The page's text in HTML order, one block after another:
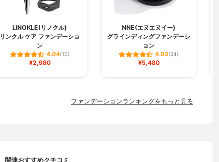
LINOKLE(リノクル)
リンクル ケア ファンデーショ
ン
4.04(10)
¥2,980
NNE(エヌエヌイー)
グラインディングファンデーシ
ョン
4.03(24)
¥5,480
ファンデーションランキングをもっと見る
関連おすすめクチコミ